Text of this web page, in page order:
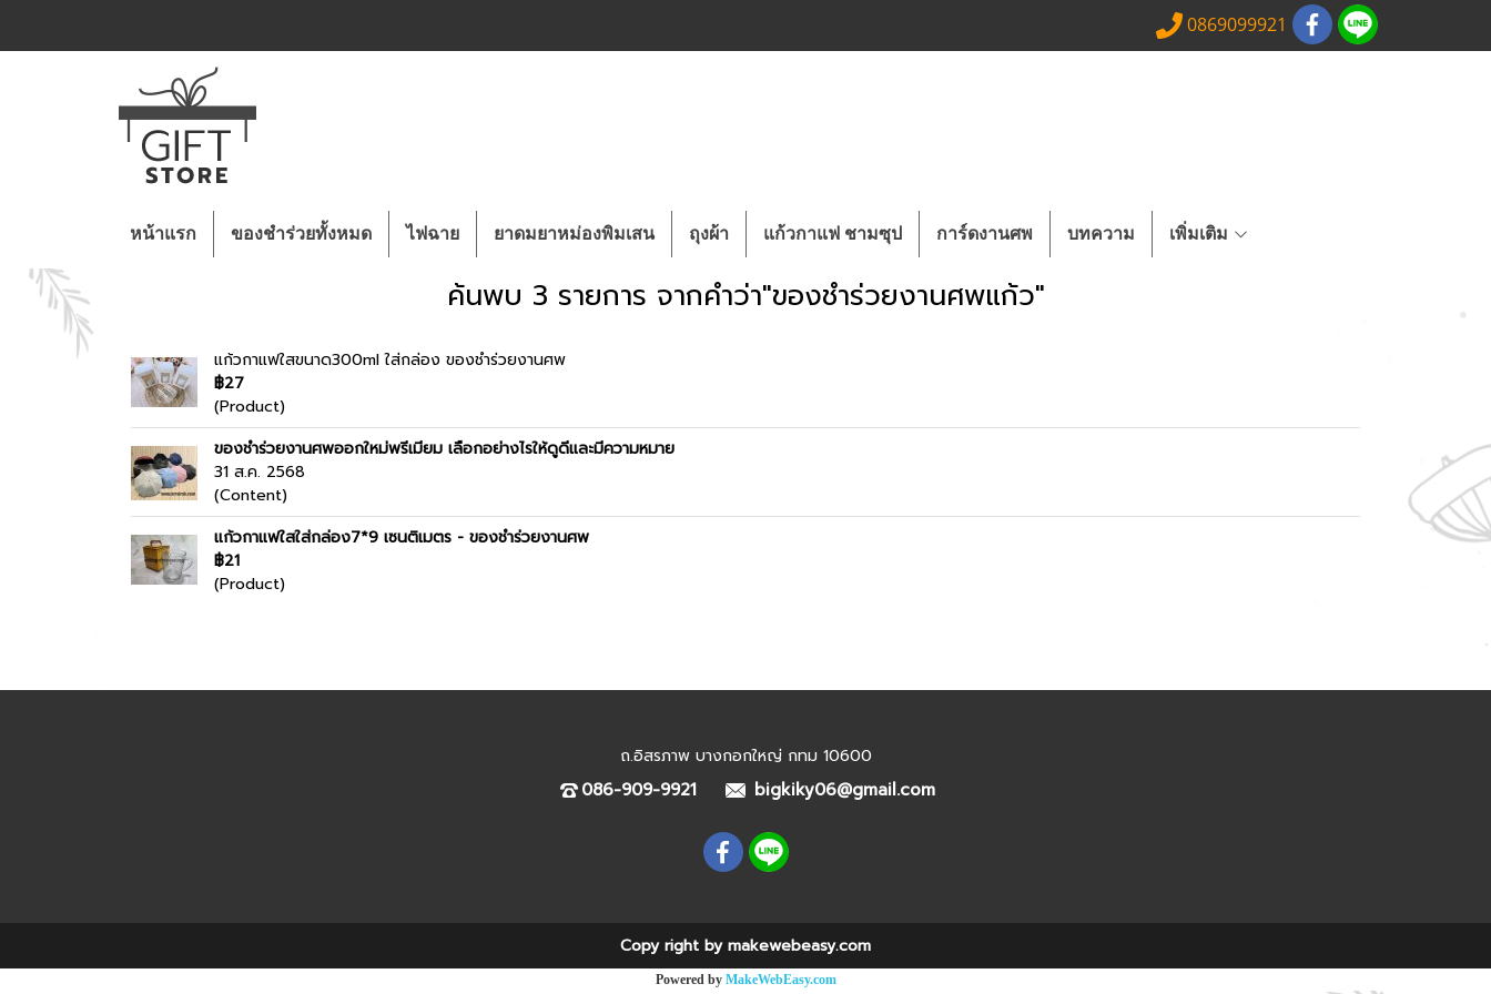
0869099921
หน้าแรก ของชำร่วยทั้งหมด ไฟฉาย ยาดมยาหม่องพิมเสน ถุงผ้า แก้วกาแฟ ชามซุป การ์ดงานศพ บทความ เพิ่มเติม
ค้นพบ 3 รายการ จากคำว่า"ของชำร่วยงานศพแก้ว"
แก้วกาแฟใสขนาด300ml ใส่กล่อง ของชำร่วยงานศพ
฿27
(Product)
ของชำร่วยงานศพออกใหม่พรีเมียม เลือกอย่างไรให้ดูดีและมีความหมาย
31 ส.ค. 2568
(Content)
แก้วกาแฟใสใส่กล่อง7*9 เซนติเมตร - ของชำร่วยงานศพ
฿21
(Product)
ถ.อิสรภาพ บางกอกใหญ่ กทม 10600
086-909-9921 bigkiky06@gmail.com
Copy right by makewebeasy.com
Powered by MakeWebEasy.com